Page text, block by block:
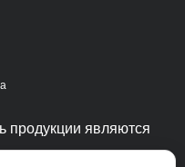
продукции являются